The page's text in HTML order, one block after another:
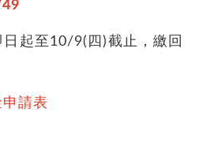
日起至10/9(四)截止，繳回
請表